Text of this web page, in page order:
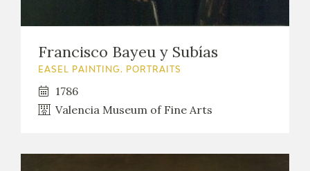
Francisco Bayeu y Subías
EASEL PAINTING. PORTRAITS
1786
Valencia Museum of Fine Arts